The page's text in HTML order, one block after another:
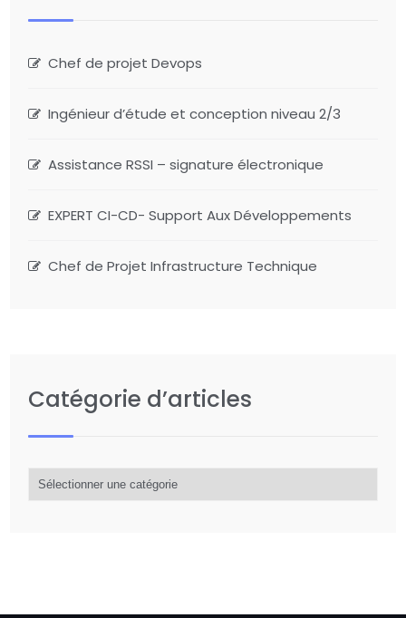
Chef de projet Devops
Ingénieur d’étude et conception niveau 2/3
Assistance RSSI – signature électronique
EXPERT CI-CD- Support Aux Développements
Chef de Projet Infrastructure Technique
Catégorie d’articles
d’articles